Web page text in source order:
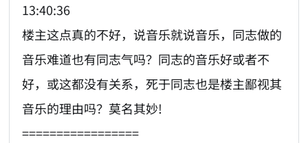
13:40:36
楼主这点真的不好，说音乐就说音乐，同志做的
音乐难道也有同志气吗？同志的音乐好或者不
好，或这都没有关系，死于同志也是楼主鄙视其
音乐的理由吗？莫名其妙!
=================